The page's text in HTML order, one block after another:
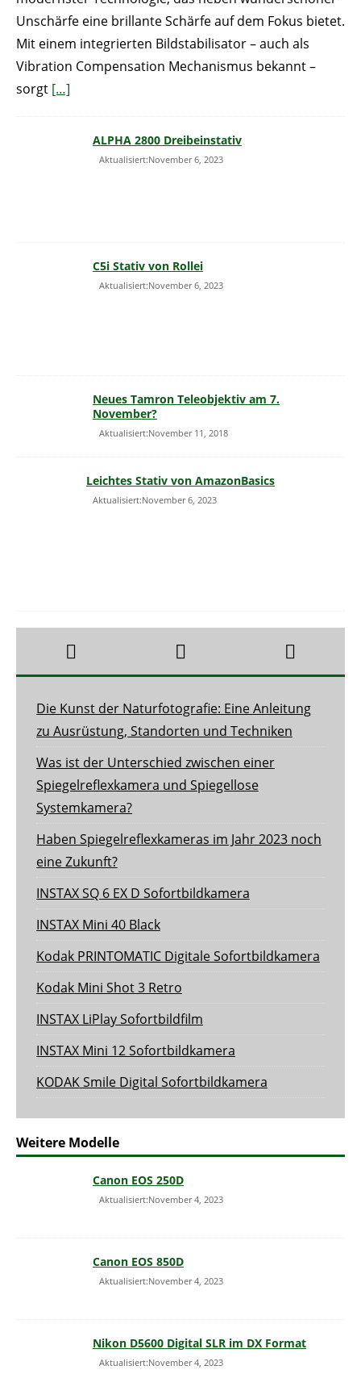
Unschärfe eine brillante Schärfe auf dem Fokus bietet.
Mit einem integrierten Bildstabilisator – auch als
Vibration Compensation Mechanismus bekannt –
sorgt […]
ALPHA 2800 Dreibeinstativ
Aktualisiert:November 6, 2023
C5i Stativ von Rollei
Aktualisiert:November 6, 2023
Neues Tamron Teleobjektiv am 7.
November?
Aktualisiert:November 11, 2018
Leichtes Stativ von AmazonBasics
Aktualisiert:November 6, 2023
Die Kunst der Naturfotografie: Eine Anleitung
zu Ausrüstung, Standorten und Techniken
Was ist der Unterschied zwischen einer
Spiegelreflexkamera und Spiegellose
Systemkamera?
Haben Spiegelreflexkameras im Jahr 2023 noch
eine Zukunft?
INSTAX SQ 6 EX D Sofortbildkamera
INSTAX Mini 40 Black
Kodak PRINTOMATIC Digitale Sofortbildkamera
Kodak Mini Shot 3 Retro
INSTAX LiPlay Sofortbildfilm
INSTAX Mini 12 Sofortbildkamera
KODAK Smile Digital Sofortbildkamera
Weitere Modelle
Canon EOS 250D
Aktualisiert:November 4, 2023
Canon EOS 850D
Aktualisiert:November 4, 2023
Nikon D5600 Digital SLR im DX Format
Aktualisiert:November 4, 2023